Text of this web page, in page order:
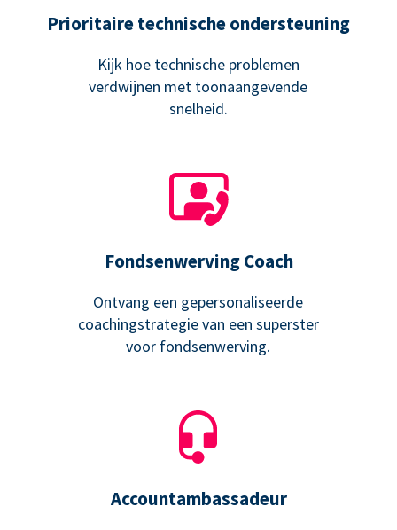
Prioritaire technische ondersteuning
Kijk hoe technische problemen
verdwijnen met toonaangevende
snelheid.
Fondsenwerving Coach
Ontvang een gepersonaliseerde
coachingstrategie van een superster
voor fondsenwerving.
Accountambassadeur